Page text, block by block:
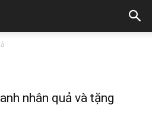
nhân quả và tặng